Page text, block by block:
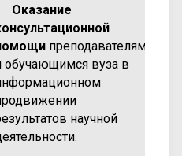
Оказание
преподавателям
обучающимся вуза в
научной